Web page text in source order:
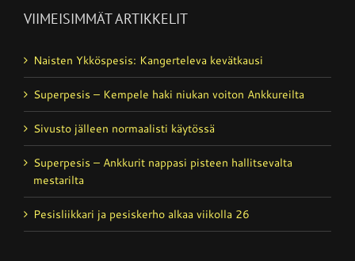
VIIMEISIMMÄT ARTIKKELIT
Naisten Ykköspesis: Kangerteleva kevätkausi
Superpesis – Kempele haki niukan voiton Ankkureilta
Sivusto jälleen normaalisti käytössä
Superpesis – Ankkurit nappasi pisteen hallitsevalta
mestarilta
Pesisliikkari ja pesiskerho alkaa viikolla 26